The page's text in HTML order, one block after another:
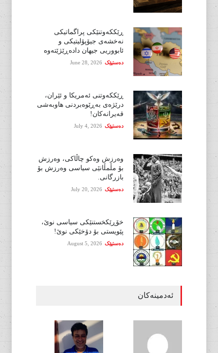
ڕێککەوتنێکی پراگماتیکی
نەخشەی جیۆپۆلیتیکی و
ئابووریی جیهان دادەڕێژێتەوە
دەستپێک June 28, 2026
ڕێککەوتنی ئەمریکا و ئێران،
درێژەی بەڕێوەبردنی هاوبەشی
قەیرانەکان!
دەستپێک July 4, 2026
وەرزش وەکو چاڵاکی، وەرزش
بۆ مڵمڵانێی سیاسی وەرزش بۆ
بازرگانی.
دەستپێک July 20, 2026
خۆڕێکخستنێکی سیاسی نوێ،
پێویستی بۆ دۆخێکی نوێ!
دەستپێک August 5, 2026
ئەدمینەکان